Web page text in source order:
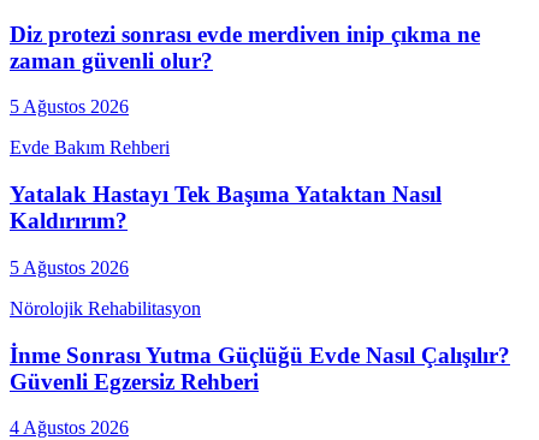
Diz protezi sonrası evde merdiven inip çıkma ne
zaman güvenli olur?
5 Ağustos 2026
Evde Bakım Rehberi
Yatalak Hastayı Tek Başıma Yataktan Nasıl
Kaldırırım?
5 Ağustos 2026
Nörolojik Rehabilitasyon
İnme Sonrası Yutma Güçlüğü Evde Nasıl Çalışılır?
Güvenli Egzersiz Rehberi
4 Ağustos 2026